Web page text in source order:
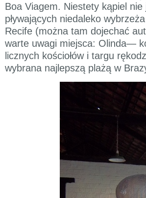
Boa Viagem. Niestety kąpiel
pływających niedaleko
Recife (można tam dojechać
warte uwagi miejsca: Olinda—
licznych kościołów i targu
wybrana najlepszą plażą w